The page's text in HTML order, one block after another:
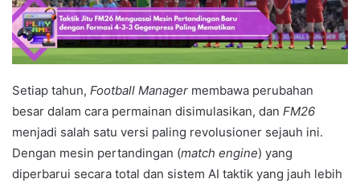
Setiap tahun, Football Manager membawa perubahan
besar dalam cara permainan disimulasikan, dan FM26
menjadi salah satu versi paling revolusioner sejauh ini.
Dengan mesin pertandingan (match engine) yang
diperbarui secara total dan sistem AI taktik yang jauh lebih